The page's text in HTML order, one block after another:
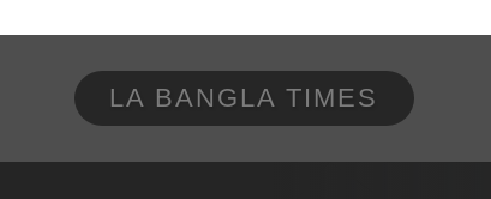
LA BANGLA TIMES